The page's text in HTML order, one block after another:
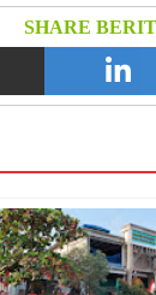
SHARE